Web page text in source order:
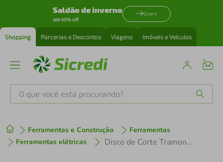
Saldão de inverno
até 40% off
Quero
Shopping Parcerias e Descontos Viagens Imóveis e Veículos
O que você está procurando?
Ferramentas e Construção
Ferramentas
Ferramentas elétricas
Disco de Corte Tramontina 7.1/4" 24 Dentes Master Para Serra Circular
1º tenis